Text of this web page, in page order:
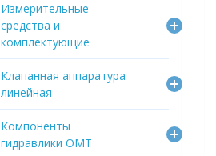
Измерительные
средства и
комплектующие
Клапанная аппаратура
линейная
Компоненты
гидравлики OMT